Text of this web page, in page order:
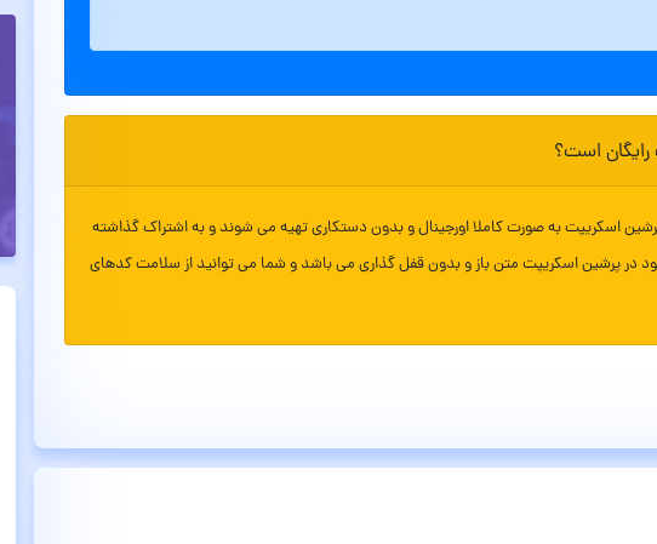
است؟
اسکریپت به صورت کاملا اورجینال و بدون دستکاری تهیه می شوند و به اشتراک گذاشته
در پرشین اسکریپت متن باز و بدون قفل گذاری می باشد و شما می توانید از سلامت کدهای